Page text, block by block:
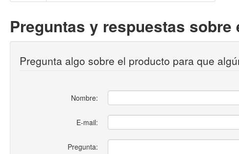
Preguntas y respuestas sobre
Pregunta algo sobre el producto para que
Nombre:
E-mail:
Pregunta: